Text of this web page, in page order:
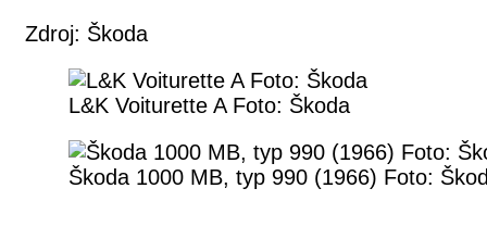
Zdroj: Škoda
L&K Voiturette A Foto: Škoda
Škoda 1000 MB, typ 990 (1966) Foto: